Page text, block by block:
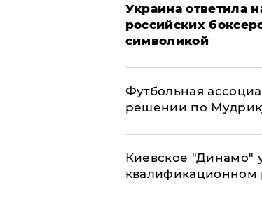
Украина ответила
российских
символикой
Футбольная
решении по
Киевское "Динамо"